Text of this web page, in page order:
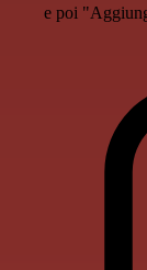
e poi